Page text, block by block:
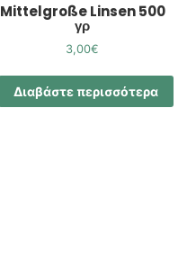
Mittelgroße Linsen 500
γρ
3,00€
Διαβάστε περισσότερα